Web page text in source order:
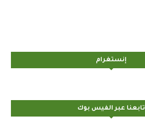
إنستغرام
تابعنا عبر الفيس بوك